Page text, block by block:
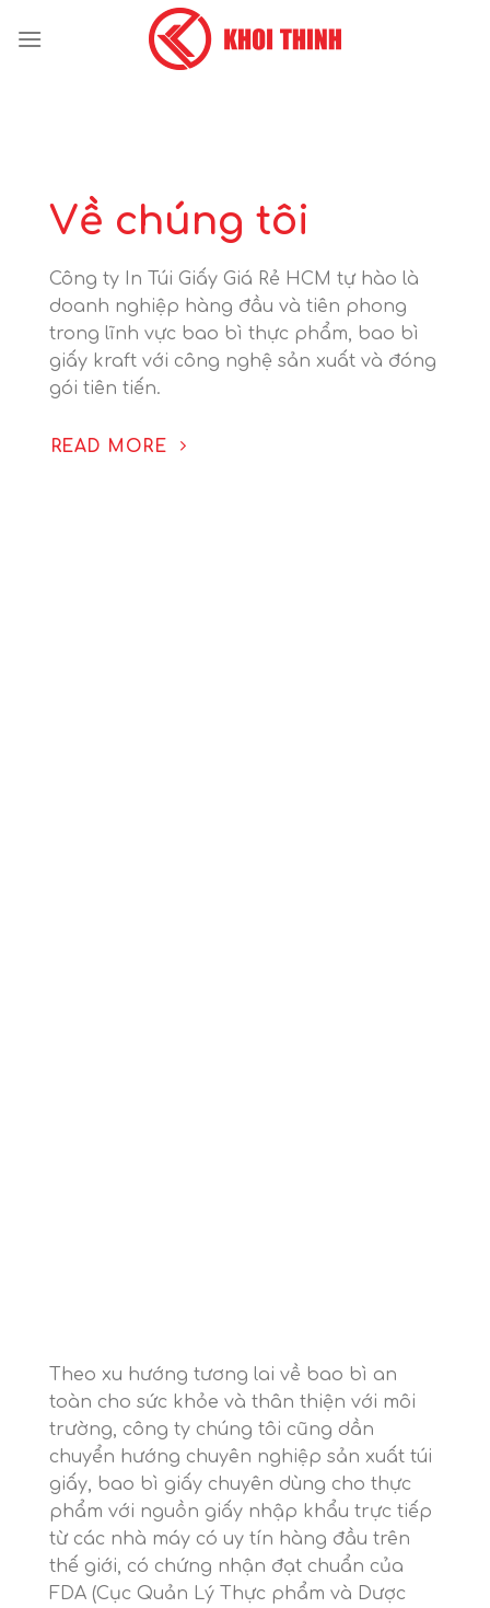
Về chúng tôi
Công ty In Túi Giấy Giá Rẻ HCM tự hào là
doanh nghiệp hàng đầu và tiên phong
trong lĩnh vực bao bì thực phẩm, bao bì
giấy kraft với công nghệ sản xuất và đóng
gói tiên tiến.
READ MORE
Theo xu hướng tương lai về bao bì an
toàn cho sức khỏe và thân thiện với môi
trường, công ty chúng tôi cũng dần
chuyển hướng chuyên nghiệp sản xuất túi
giấy, bao bì giấy chuyên dùng cho thực
phẩm với nguồn giấy nhập khẩu trực tiếp
từ các nhà máy có uy tín hàng đầu trên
thế giới, có chứng nhận đạt chuẩn của
FDA (Cục Quản Lý Thực phẩm và Dược